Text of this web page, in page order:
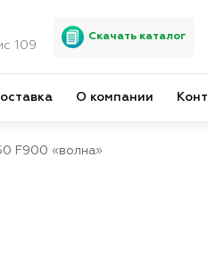
109
Скачать каталог
О компании
F900 «волна»